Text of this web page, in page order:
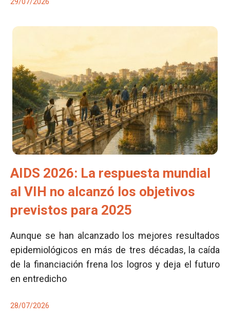
AIDS 2026: La respuesta mundial
al VIH no alcanzó los objetivos
previstos para 2025
Aunque se han alcanzado los mejores resultados
epidemiológicos en más de tres décadas, la caída
de la financiación frena los logros y deja el futuro
en entredicho
28/07/2026